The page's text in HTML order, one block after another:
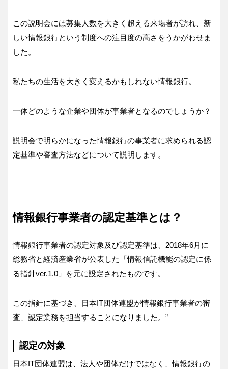
この説明会には募集人数を大きく超える来場者が訪れ、新
しい情報銀行という制度への注目度の高さをうかがわせま
した。
私たちの生活を大きく変えるかもしれない情報銀行。
一体どのような企業や団体が事業者となるのでしょうか？
説明会で明らかになった情報銀行の事業者に求められる認
定基準や審査方法などについて説明します。
情報銀行事業者の認定基準とは？
情報銀行事業者の認定対象及び認定基準は、2018年6月に
総務省と経済産業省が公表した「情報信託機能の認定に係
る指針ver.1.0」を元に設定されたものです。
この指針に基づき、日本IT団体連盟が情報銀行事業者の審
査、認定業務を担当することになりました。”
認定の対象
日本IT団体連盟は、法人や団体だけではなく、情報銀行の